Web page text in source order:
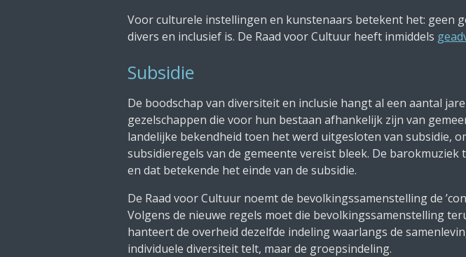
Voor culturele instellingen en kunstenaars betekent het: geen
divers en inclusief is. De Raad voor Cultuur heeft inmiddels
Subsidie
De boodschap van diversiteit en inclusie hangt al een aantal
gezelschappen die voor hun bestaan afhankelijk zijn van
landelijke bekendheid toen het werd uitgesloten van subsidie,
subsidieregels van de gemeente vereist bleek. De
en dat betekende het einde van de subsidie.
De Raad voor Cultuur noemt de bevolkingssamenstelling de
Volgens de nieuwe regels moet die bevolkingssamenstelling
hanteert de overheid dezelfde indeling waarlangs de
individuele diversiteit telt, maar de groepsindeling.